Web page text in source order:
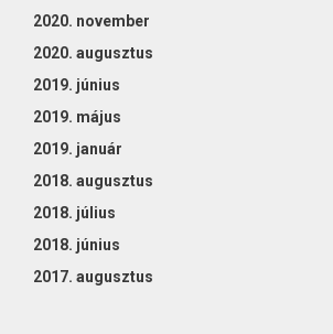
2020. november
2020. augusztus
2019. június
2019. május
2019. január
2018. augusztus
2018. július
2018. június
2017. augusztus